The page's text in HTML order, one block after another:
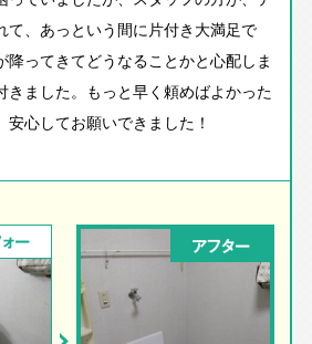
て、あっという間に片付き大満足で
降ってきてどうなることかと心配しま
きました。もっと早く頼めばよかった
心してお願いできました！
ー アフター